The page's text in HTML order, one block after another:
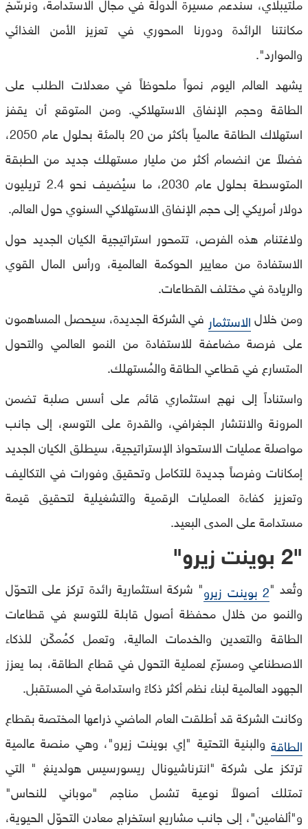
مكانتنا الرائدة ودورنا المحوري في تعزيز الأمن الغذائي
والموارد".
يشهد العالم اليوم نمواً ملحوظاً في معدلات الطلب على
الطاقة وحجم الإنفاق الاستهلاكي. ومن المتوقع أن يقفز
استهلاك الطاقة عالمياً بأكثر من 20 بالمئة بحلول عام 2050،
فضلاً عن انضمام أكثر من مليار مستهلك جديد من الطبقة
المتوسطة بحلول عام 2030، ما سيُضيف نحو 2.4 تريليون
دولار أمريكي إلى حجم الإنفاق الاستهلاكي السنوي حول العالم.
ولاغتنام هذه الفرص، تتمحور استراتيجية الكيان الجديد حول
الاستفادة من معايير الحوكمة العالمية، ورأس المال القوي
والريادة في مختلف القطاعات.
ومن خلالالاستثمار في الشركة الجديدة، سيحصل المساهمون
على فرصة مضاعفة للاستفادة من النمو العالمي والتحول
المتسارع في قطاعي الطاقة والمُستهلك.
واستناداً إلى نهج استثماري قائم على أسس صلبة تضمن
المرونة والانتشار الجغرافي، والقدرة على التوسع، إلى جانب
مواصلة عمليات الاستحواذ الإستراتيجية، سيطلق الكيان الجديد
إمكانات وفرصاً جديدة للتكامل وتحقيق وفورات في التكاليف
وتعزيز كفاءة العمليات الرقمية والتشغيلية لتحقيق قيمة
مستدامة على المدى البعيد.
"2 بوينت زيرو"
وتُعد "2 بوينت زيرو
" شركة استثمارية رائدة تركز على التحوّل
والنمو من خلال محفظة أصول قابلة للتوسع في قطاعات
الطاقة والتعدين والخدمات المالية، وتعمل كمُمكّن للذكاء
الاصطناعي ومسرّع لعملية التحول في قطاع الطاقة، بما يعزز
الجهود العالمية لبناء نظم أكثر ذكاءً واستدامة في المستقبل.
وكانت الشركة قد أطلقت العام الماضي ذراعها المختصة بقطاع
الطاقة والبنية التحتية "إي بوينت زيرو"، وهي منصة عالمية
ترتكز على شركة "انترناشيونال ريسورسيس هولدينغ " التي
تمتلك أصولاً نوعية تشمل مناجم "موباني للنحاس"
و"ألفامين"، إلى جانب مشاريع استخراج معادن التحوّل الحيوية،